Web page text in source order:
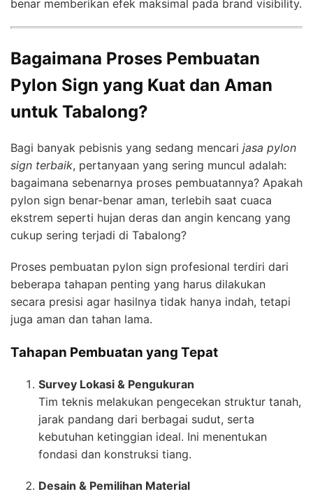
benar memberikan efek maksimal pada brand visibility.
Bagaimana Proses Pembuatan
Pylon Sign yang Kuat dan Aman
untuk Tabalong?
Bagi banyak pebisnis yang sedang mencari jasa pylon
sign terbaik, pertanyaan yang sering muncul adalah:
bagaimana sebenarnya proses pembuatannya? Apakah
pylon sign benar-benar aman, terlebih saat cuaca
ekstrem seperti hujan deras dan angin kencang yang
cukup sering terjadi di Tabalong?
Proses pembuatan pylon sign profesional terdiri dari
beberapa tahapan penting yang harus dilakukan
secara presisi agar hasilnya tidak hanya indah, tetapi
juga aman dan tahan lama.
Tahapan Pembuatan yang Tepat
Survey Lokasi & Pengukuran
Tim teknis melakukan pengecekan struktur tanah,
jarak pandang dari berbagai sudut, serta
kebutuhan ketinggian ideal. Ini menentukan
fondasi dan konstruksi tiang.
Desain & Pemilihan Material